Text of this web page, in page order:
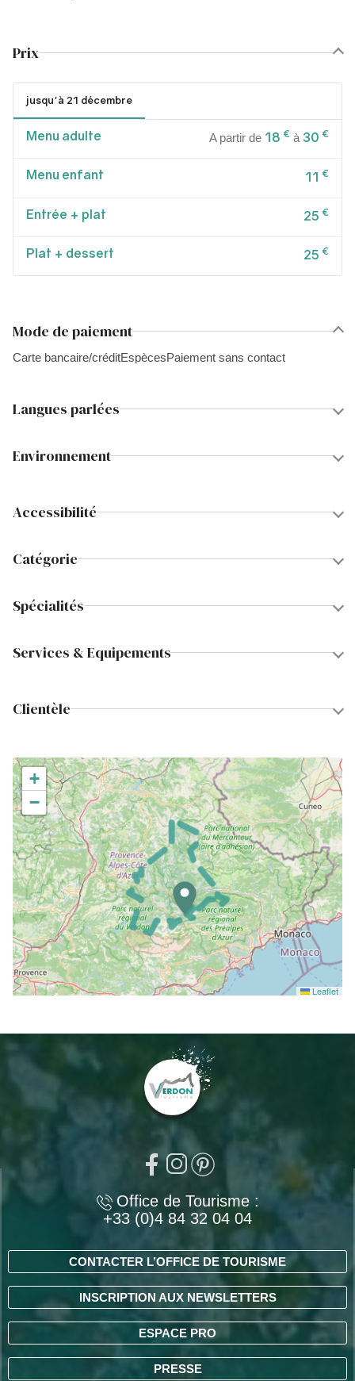
Prix
jusqu'à 21 décembre
Menu adulte A partir de 18 € à 30 €
Menu enfant 11 €
Entrée + plat 25 €
Plat + dessert 25 €
Mode de paiement
Carte bancaire/créditEspècesPaiement sans contact
Langues parlées
Environnement
Accessibilité
Catégorie
Spécialités
Services & Equipements
Clientèle
+
−
Leaflet
Office de Tourisme :
+33 (0)4 84 32 04 04
CONTACTER L’OFFICE DE TOURISME
INSCRIPTION AUX NEWSLETTERS
ESPACE PRO
PRESSE